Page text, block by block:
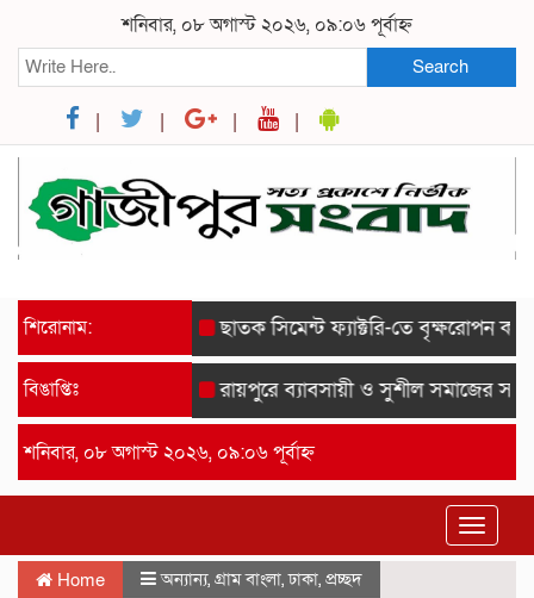
শনিবার, ০৮ অগাস্ট ২০২৬, ০৯:০৬ পূর্বাহ্ন
Search
শিরোনাম: ছাতক সিমেন্ট ফ্যাক্টরি-তে বৃক্ষরোপন
বিঙাপ্তিঃ রায়পুরে ব্যাবসায়ী ও সুশীল সমাজের
শনিবার, ০৮ অগাস্ট ২০২৬, ০৯:০৬ পূর্বাহ্ন
Toggle
Home অন্যান্য, গ্রাম বাংলা,ঢাকা, প্রচ্ছদ